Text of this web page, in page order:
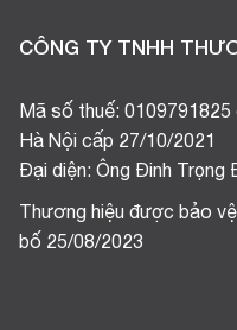
CÔNG TY TNHH
Mã số thuế:
Hà Nội cấp 27/10/2021
Đại diện: Ông Đinh Trọng
Thương hiệu được bảo
bố 25/08/2023